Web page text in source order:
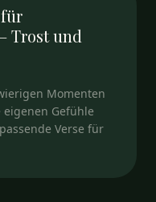
Trost und
Momenten
Gefühle
Verse für